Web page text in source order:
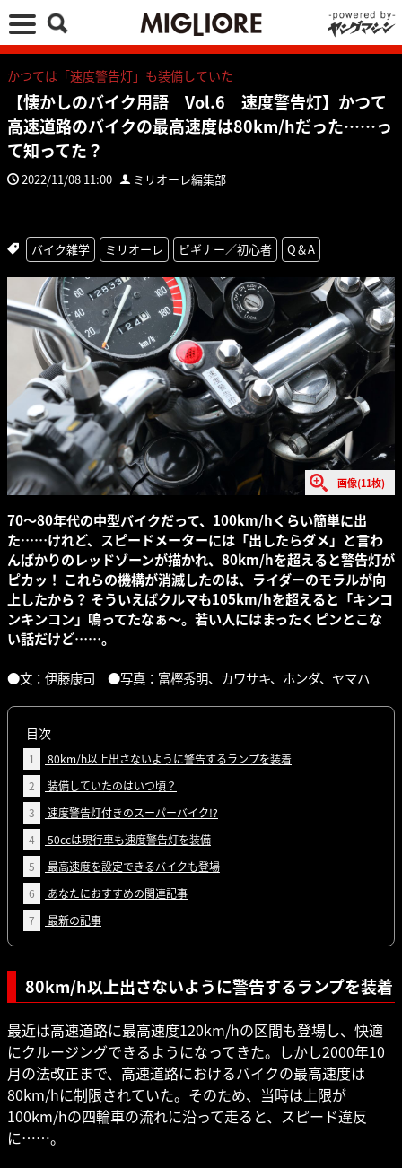
かつては「速度警告灯」も装備していた
【懐かしのバイク用語 Vol.6 速度警告灯】かつて
高速道路のバイクの最高速度は80km/hだった……っ
て知ってた？
2022/11/08 11:00 ミリオーレ編集部
バイク雑学 ミリオーレ ビギナー／初心者 Q＆A
画像(11枚)
70～80年代の中型バイクだって、100km/hくらい簡単に出
た……けれど、スピードメーターには「出したらダメ」と言わ
んばかりのレッドゾーンが描かれ、80km/hを超えると警告灯が
ピカッ！ これらの機構が消滅したのは、ライダーのモラルが向
上したから？ そういえばクルマも105km/hを超えると「キンコ
ンキンコン」鳴ってたなぁ〜。若い人にはまったくピンとこな
い話だけど……。
●文：伊藤康司 ●写真：富樫秀明、カワサキ、ホンダ、ヤマハ
目次
1
80km/h以上出さないように警告するランプを装着
2
装備していたのはいつ頃？
3
速度警告灯付きのスーパーバイク!?
4
50ccは現行車も速度警告灯を装備
5
最高速度を設定できるバイクも登場
6
あなたにおすすめの関連記事
7
最新の記事
80km/h以上出さないように警告するランプを装着
最近は高速道路に最高速度120km/hの区間も登場し、快適
にクルージングできるようになってきた。しかし2000年10
月の法改正まで、高速道路におけるバイクの最高速度は
80km/hに制限されていた。そのため、当時は上限が
100km/hの四輪車の流れに沿って走ると、スピード違反
に……。